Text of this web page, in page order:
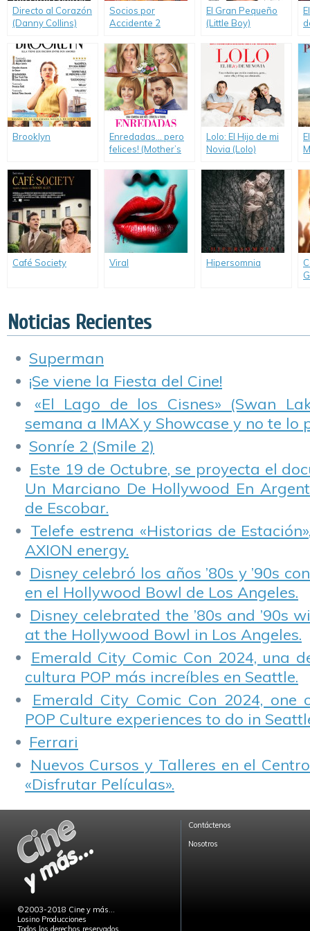
Directo al Corazón
(Danny Collins)
Socios por
Accidente 2
El Gran Pequeño
(Little Boy)
Brooklyn
Enredadas… pero
felices! (Mother’s
Lolo: El Hijo de mi
Novia (Lolo)
Café Society Viral Hipersomnia
Noticias Recientes
Superman
¡Se viene la Fiesta del Cine!
«El Lago de los Cisnes» (Swan
semana a IMAX y Showcase y no te lo
Sonríe 2 (Smile 2)
Este 19 de Octubre, se proyecta el
Un Marciano De Hollywood En
de Escobar.
Telefe estrena «Historias de
AXION energy.
Disney celebró los años ’80s y ’90s
en el Hollywood Bowl de Los Angeles.
Disney celebrated the ’80s and ’90s
at the Hollywood Bowl in Los Angeles.
Emerald City Comic Con 2024, una
cultura POP más increíbles en Seattle.
Emerald City Comic Con 2024,
POP Culture experiences to do in
Ferrari
Nuevos Cursos y Talleres en el
«Disfrutar Películas».
©2003-2018 Cine y más...
Losino Producciones
Todos los derechos reservados.
Contáctenos
Nosotros